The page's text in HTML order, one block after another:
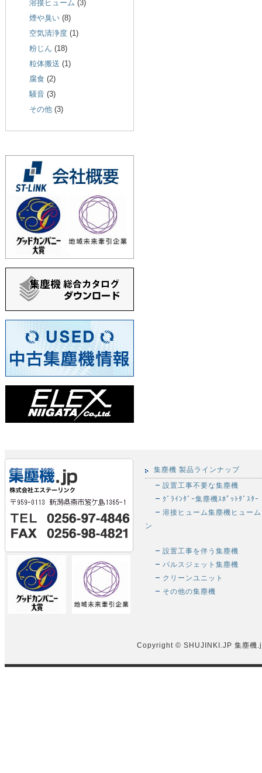
溶接ヒューム (3)
煙や臭い (8)
空気清浄度 (1)
粉じん (18)
粒体搬送 (1)
腐食 (2)
騒音 (3)
その他 (3)
集塵機 製品ラインナップ
設置工事不要な集塵機
ｸﾞﾗｲﾝﾀﾞｰ集塵機ｽﾎﾟｯﾄﾀﾞｽﾀｰ
溶接ヒューム集塵機ヒュー
ン
設置工事を伴う集塵機
パルスジェット集塵機
クリーンユニット
その他の集塵機
Copyright © SHUJINKI.JP 集塵機